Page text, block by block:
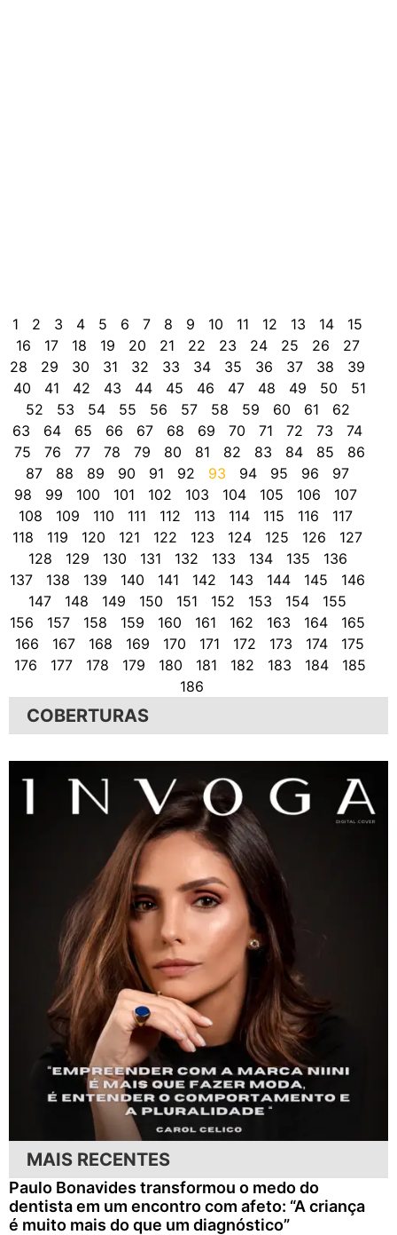
1 2 3 4 5 6 7 8 9 10 11 12 13 14
15
16
17 18 19 20 21 22 23 24 25 26
27
28
29 30 31 32 33 34 35 36 37 38
39
40
41 42 43 44 45 46 47 48 49 50
51
52
53 54 55 56 57 58 59 60 61
62
63
64 65 66 67 68 69 70 71 72 73
74
75
76 77 78 79 80 81 82 83 84 85
86
87
88 89 90 91 92 93 94 95 96
97
98
99 100 101 102 103 104 105 106
107
108
109 110 111 112 113 114 115 116
117
118
119 120 121 122 123 124 125 126
127
128
129 130 131 132 133 134 135
136
137
138 139 140 141 142 143 144 145
146
147
148 149 150 151 152 153 154
155
156
157 158 159 160 161 162 163 164
165
166
167 168 169 170 171 172 173 174
175
176
177 178 179 180 181 182 183 184
185
186
COBERTURAS
MAIS RECENTES
Paulo Bonavides transformou o medo do
dentista em um encontro com afeto: “A criança
é muito mais do que um diagnóstico”